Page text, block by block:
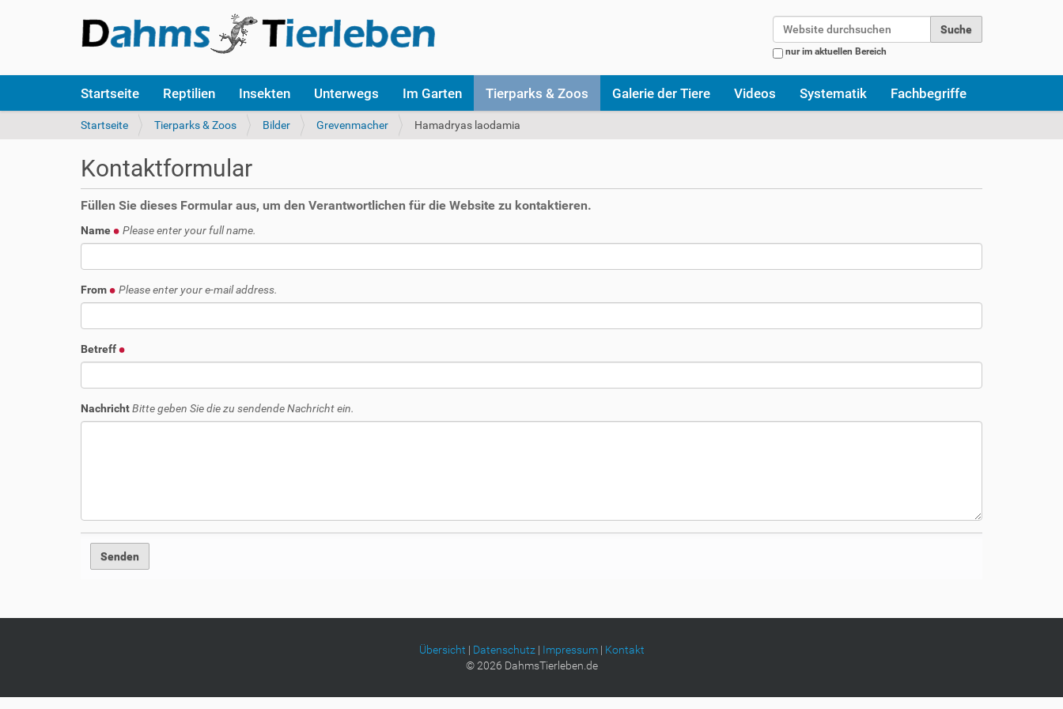
nur im aktuellen Bereich
k
Startseite Reptilien Insekten Unterwegs Im Garten Tierparks & Zoos Galerie der Tiere Videos Systematik Fachbegriffe
S
s
i
n
h
e
Startseite Tierparks & Zoos Bilder Grevenmacher Hamadryas laodamia
Kontaktformular
Füllen Sie dieses Formular aus, um den Verantwortlichen für die Website zu kontaktieren.
Name Please enter your full name.
From Please enter your e-mail address.
Betreff
NachrichtBitte geben Sie die zu sendende Nachricht ein.
Übersicht | Datenschutz | Impressum| Kontakt
©2026 DahmsTierleben.de